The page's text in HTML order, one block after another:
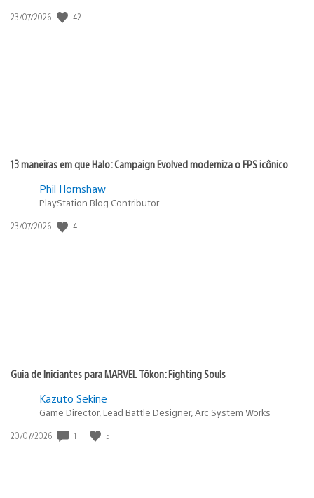
Data
23/07/2026 42
13 maneiras em que Halo: Campaign Evolved moderniza o FPS icônico
Phil Hornshaw
PlayStation Blog Contributor
Data
23/07/2026 4
Guia de Iniciantes para MARVEL Tōkon: Fighting Souls
Kazuto Sekine
Game Director, Lead Battle Designer, Arc System Works
Data
20/07/2026 1 5